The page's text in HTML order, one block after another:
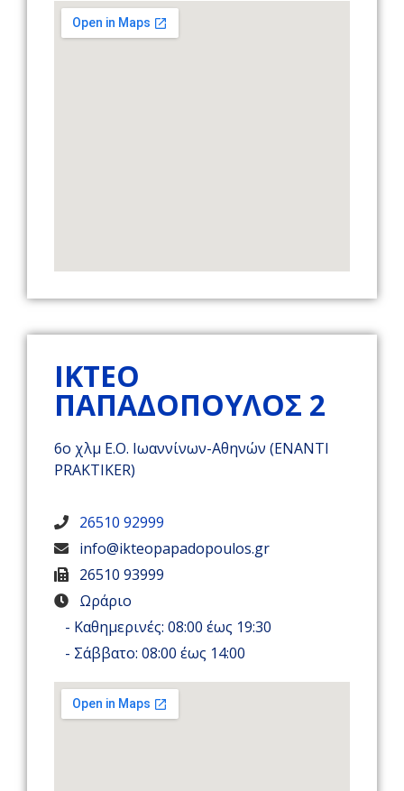
ΙΚΤΕΟ
ΠΑΠΑΔΌΠΟΥΛΟΣ 2
6ο χλμ Ε.Ο. Ιωαννίνων-Αθηνών (ΕΝΑΝΤΙ
PRAKTIKER)
26510 92999
info@ikteopapadopoulos.gr
26510 93999
Ωράριο
- Καθημερινές: 08:00 έως 19:30
- Σάββατο: 08:00 έως 14:00